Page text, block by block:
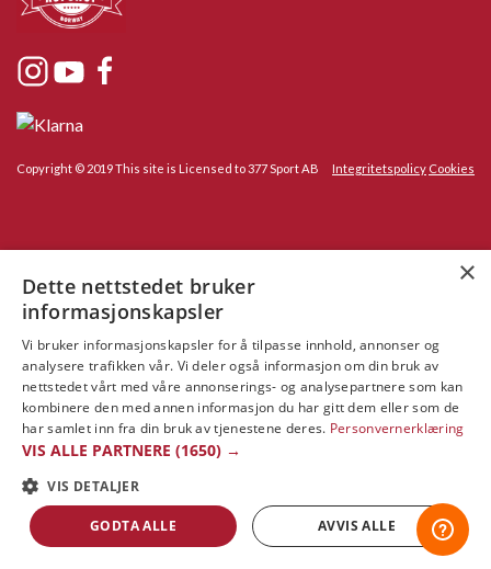
Copyright © 2019 This site is Licensed to 377 Sport AB Integritetspolicy Cookies
×
Dette nettstedet bruker
informasjonskapsler
Vi bruker informasjonskapsler for å tilpasse innhold, annonser og
analysere trafikken vår. Vi deler også informasjon om din bruk av
nettstedet vårt med våre annonserings- og analysepartnere som kan
kombinere den med annen informasjon du har gitt dem eller som de
har samlet inn fra din bruk av tjenestene deres. Personvernerklæring
VIS ALLE PARTNERE (1650) →
VIS DETALJER
GODTA ALLE AVVIS ALLE